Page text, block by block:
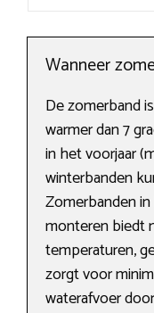
Wanneer
De zomerband
warmer dan 7
in het voorjaar
winterbanden
Zomerbanden
monteren biedt
temperaturen,
zorgt voor
waterafvoer